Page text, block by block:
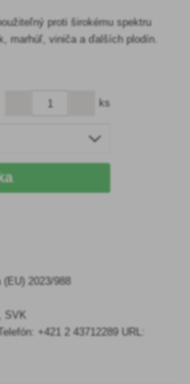
proti širokému spektru
marhúľ, viniča a ďalších plodín.
ks
2023/988
SVK
+421 2 43712289 URL: